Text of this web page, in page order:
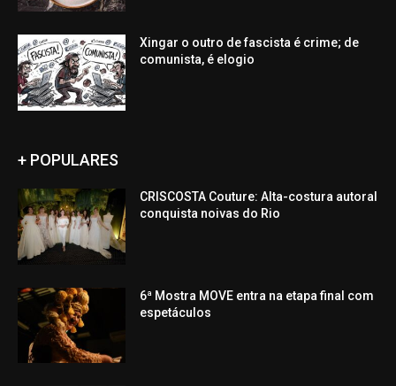
Xingar o outro de fascista é crime; de
comunista, é elogio
+ POPULARES
CRISCOSTA Couture: Alta-costura autoral
conquista noivas do Rio
6ª Mostra MOVE entra na etapa final com
espetáculos